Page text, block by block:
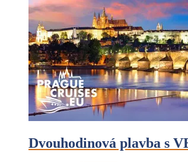
Dvouhodinová plavba s